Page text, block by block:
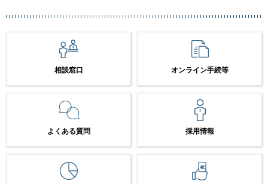
相談窓口 オンライン手続等
よくある質問 採用情報